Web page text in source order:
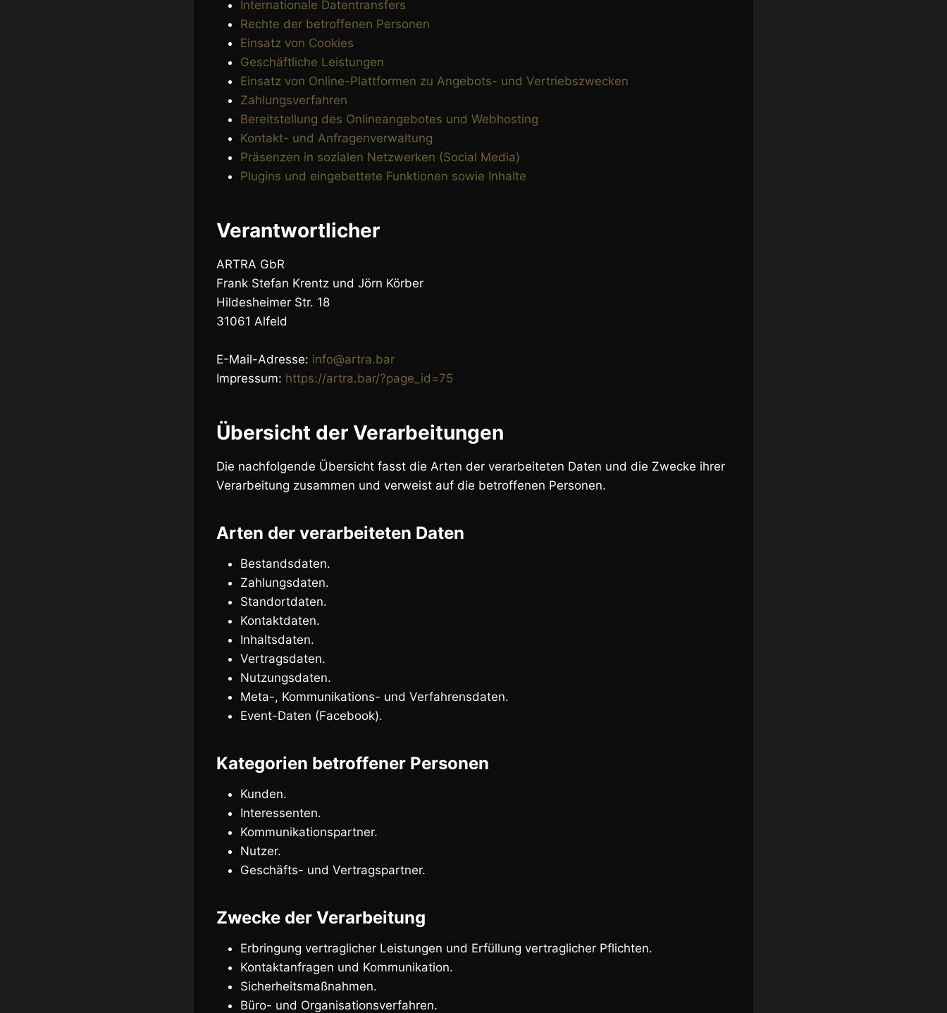
Internationale Datentransfers
Rechte der betroffenen Personen
Einsatz von Cookies
Geschäftliche Leistungen
Einsatz von Online-Plattformen zu Angebots- und Vertriebszwecken
Zahlungsverfahren
Bereitstellung des Onlineangebotes und Webhosting
Kontakt- und Anfragenverwaltung
Präsenzen in sozialen Netzwerken (Social Media)
Plugins und eingebettete Funktionen sowie Inhalte
Verantwortlicher
ARTRA GbR
Frank Stefan Krentz und Jörn Körber
Hildesheimer Str. 18
31061 Alfeld
E-Mail-Adresse: info@artra.bar
Impressum: https://artra.bar/?page_id=75
Übersicht der Verarbeitungen
Die nachfolgende Übersicht fasst die Arten der verarbeiteten Daten und die Zwecke ihrer
Verarbeitung zusammen und verweist auf die betroffenen Personen.
Arten der verarbeiteten Daten
Bestandsdaten.
Zahlungsdaten.
Standortdaten.
Kontaktdaten.
Inhaltsdaten.
Vertragsdaten.
Nutzungsdaten.
Meta-, Kommunikations- und Verfahrensdaten.
Event-Daten (Facebook).
Kategorien betroffener Personen
Kunden.
Interessenten.
Kommunikationspartner.
Nutzer.
Geschäfts- und Vertragspartner.
Zwecke der Verarbeitung
Erbringung vertraglicher Leistungen und Erfüllung vertraglicher Pflichten.
Kontaktanfragen und Kommunikation.
Sicherheitsmaßnahmen.
Büro- und Organisationsverfahren.